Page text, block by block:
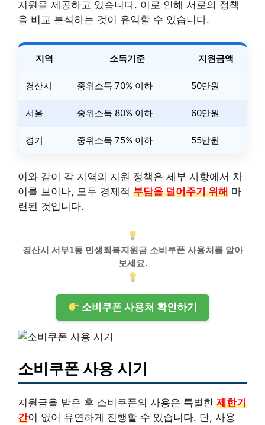
지원을 제공하고 있습니다. 이로 인해 서로의 정책
을 비교 분석하는 것이 유익할 수 있습니다.
지역 소득기준 지원금액
경산시 중위소득 70% 이하 50만원
서울 중위소득 80% 이하 60만원
경기 중위소득 75% 이하 55만원
이와 같이 각 지역의 지원 정책은 세부 사항에서 차
이를 보이나, 모두 경제적 부담을 덜어주기 위해 마
련된 것입니다.
경산시 서부1동 민생회복지원금 소비쿠폰 사용처를 알아
보세요.
소비쿠폰 사용처 확인하기
소비쿠폰 사용 시기
지원금을 받은 후 소비쿠폰의 사용은 특별한 제한기
간이 없어 유연하게 진행할 수 있습니다. 단, 사용